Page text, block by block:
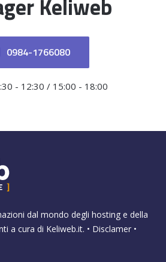
Keliweb
0984-1766080
- 12:30 / 15:00 - 18:00
dal mondo degli hosting e della
a cura di Keliweb.it. • Disclamer •